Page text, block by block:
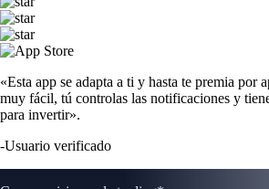
«Esta app se adapta a ti y hasta te premia por
muy fácil, tú controlas las notificaciones y
para invertir».
-Usuario verificado